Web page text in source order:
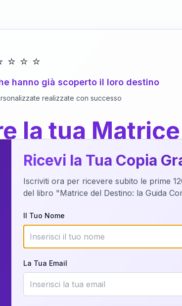
⭐ ⭐ ⭐
hanno già scoperto il loro destino
realizzate con successo
la tua
attraverso una nostra
il manuale completo.
Interpretazione
personalizzata
Ricevi la Tua Copia
Iscriviti ora per ricevere subito le prime
del libro "Matrice del Destino: la Guida
Il Tuo Nome
La Tua Email